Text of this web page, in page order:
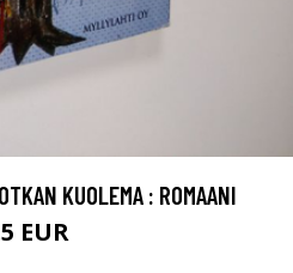
KUOLEMA : ROMAANI
EUR